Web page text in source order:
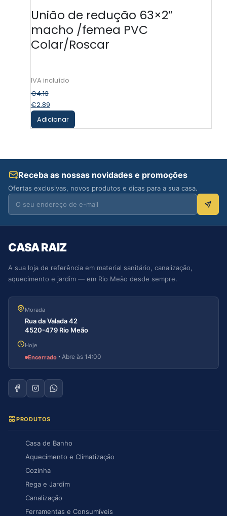
União de redução 63×2″
macho /femea PVC
Colar/Roscar
€4.13
€2.89
Adicionar
Receba as nossas novidades e promoções
Ofertas exclusivas, novos produtos e dicas para a sua casa.
CASA RAIZ
A sua loja de referência em material sanitário, canalização,
aquecimento e jardim — em Rio Meão desde sempre.
Morada
Rua da Valada 42
4520-479 Rio Meão
Hoje
Encerrado · Abre às 14:00
PRODUTOS
Casa de Banho
Aquecimento e Climatização
Cozinha
Rega e Jardim
Canalização
Ferramentas e Consumíveis